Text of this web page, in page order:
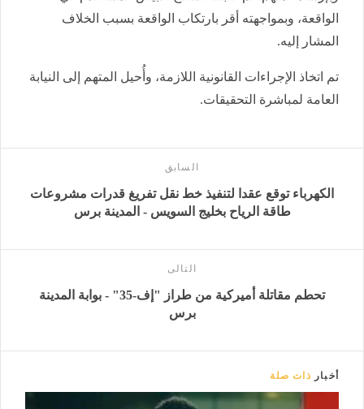
الواقعة، وبمواجهته أقر بارتكاب الواقعة بسبب الخلاف
المشار إليه.
تم اتخاذ الإجراءات القانونية اللازمة، وأُحيل المتهم إلى النيابة
العامة لمباشرة التحقيقات.
السابق
الكهرباء توقع عقدا لتنفيذ خط نقل تفريغ قدرات مشروعات
طاقة الرياح بخليج السويس - المدينة برس
التالى
تحطم مقاتلة أميركية من طراز "إف-35" - بوابة المدينة
برس
أخبار ذات صلة